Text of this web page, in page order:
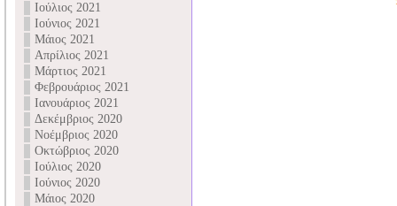
Ιούλιος 2021
Ιούνιος 2021
Μάιος 2021
Απρίλιος 2021
Μάρτιος 2021
Φεβρουάριος 2021
Ιανουάριος 2021
Δεκέμβριος 2020
Νοέμβριος 2020
Οκτώβριος 2020
Ιούλιος 2020
Ιούνιος 2020
Μάιος 2020